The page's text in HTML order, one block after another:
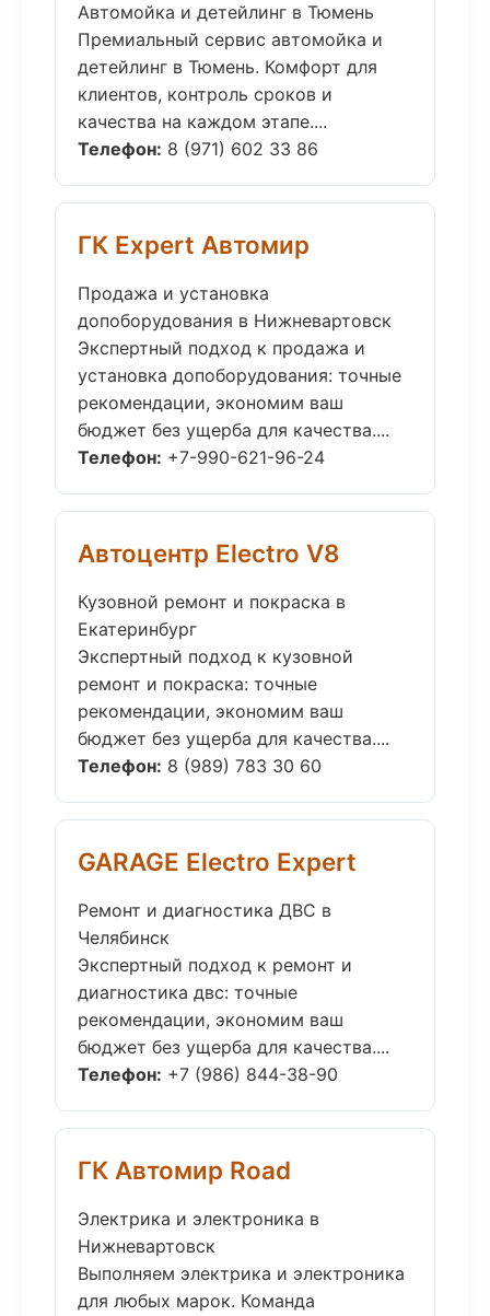
Автомойка и детейлинг в Тюмень
Премиальный сервис автомойка и
детейлинг в Тюмень. Комфорт для
клиентов, контроль сроков и
качества на каждом этапе....
Телефон: 8 (971) 602 33 86
ГК Expert Автомир
Продажа и установка
допоборудования в Нижневартовск
Экспертный подход к продажа и
установка допоборудования: точные
рекомендации, экономим ваш
бюджет без ущерба для качества....
Телефон: +7-990-621-96-24
Автоцентр Electro V8
Кузовной ремонт и покраска в
Екатеринбург
Экспертный подход к кузовной
ремонт и покраска: точные
рекомендации, экономим ваш
бюджет без ущерба для качества....
Телефон: 8 (989) 783 30 60
GARAGE Electro Expert
Ремонт и диагностика ДВС в
Челябинск
Экспертный подход к ремонт и
диагностика двс: точные
рекомендации, экономим ваш
бюджет без ущерба для качества....
Телефон: +7 (986) 844-38-90
ГК Автомир Road
Электрика и электроника в
Нижневартовск
Выполняем электрика и электроника
для любых марок. Команда